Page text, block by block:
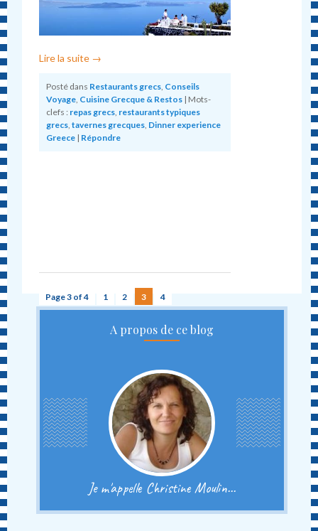
Lire la suite →
Posté dans Restaurants grecs Conseils
Voyage Cuisine Grecque & Restos | Mots-
clefs : repas grecs restaurants typiques
grecs ,tavernes grecques Dinner experience
Greece | Répondre
Page 3 of 4 1 2 3 4
A propos de ce blog
Je m'appelle Christine Moulin...